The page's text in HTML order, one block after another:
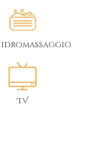
idromassaggio
TV